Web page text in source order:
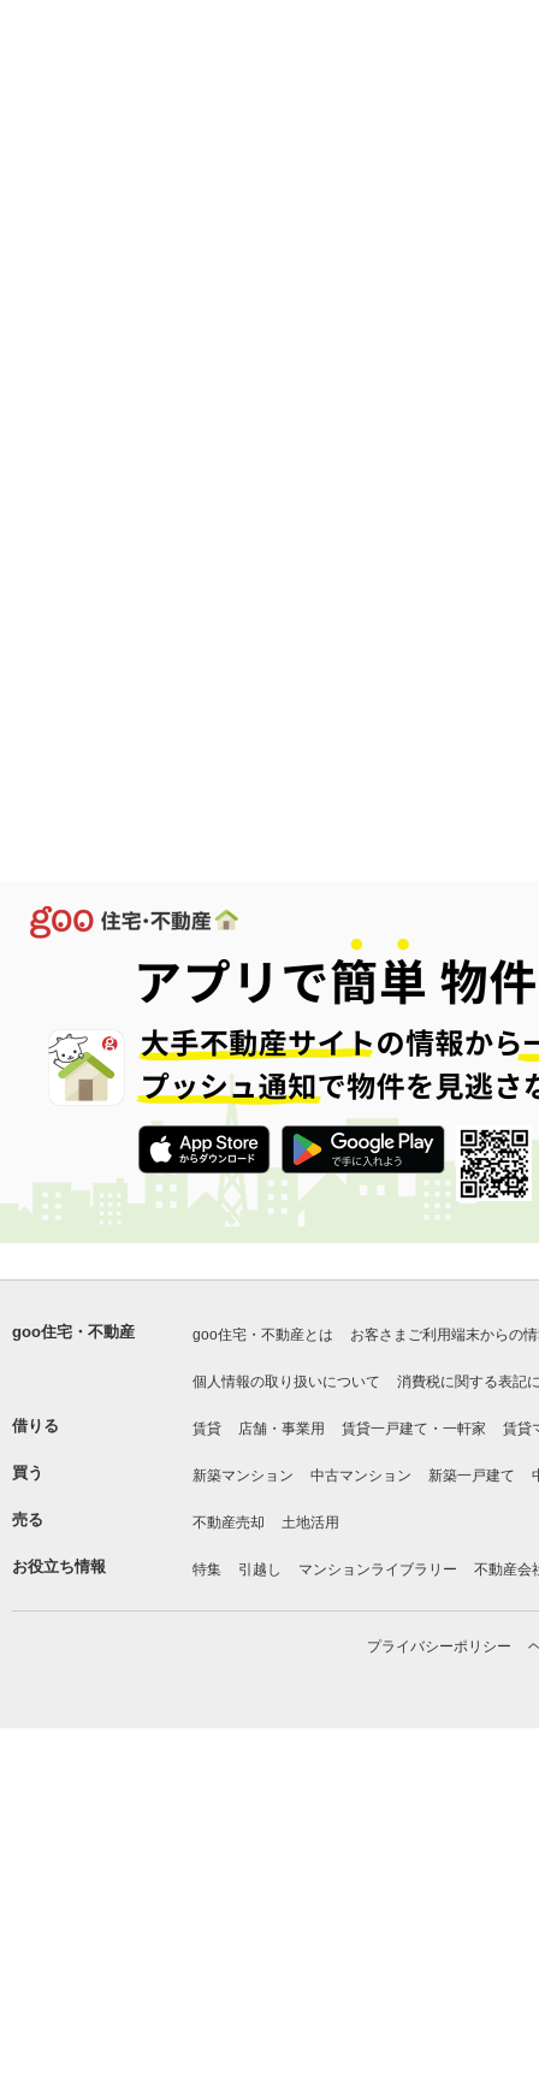
goo住宅・不動産 goo住宅・不動産とは お客さまご利用端末からの
個人情報の取り扱いについて 消費税に関する表記
借りる 賃貸 店舗・事業用 賃貸一戸建て・一軒家 賃貸
買う 新築マンション 中古マンション 新築一戸建て
売る 不動産売却 土地活用
お役立ち情報 特集 引越し マンションライブラリー 不動産会
プライバシーポリシー